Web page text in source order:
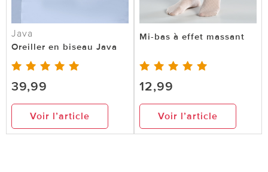
Java
Oreiller en biseau Java
39,99
Voir l’article
Mi-bas à effet massant
12,99
Voir l’article